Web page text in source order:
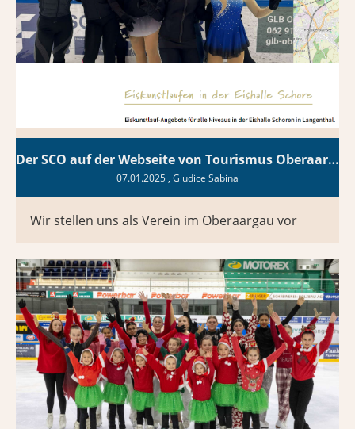
Der SCO auf der Webseite von Tourismus Oberaargau!
07.01.2025 , Giudice Sabina
Wir stellen uns als Verein im Oberaargau vor